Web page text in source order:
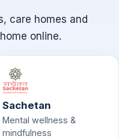
care homes and
online.
Sachetan
Mental wellness &
mindfulness